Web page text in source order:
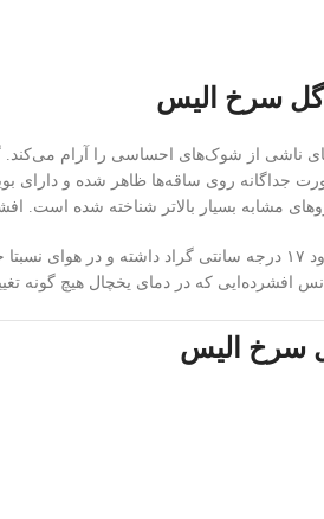
گل سرخ الیس
ناشی از شوک‌های احساسی را آرام می‌کند.
مشابه بسیار بالاتر شناخته شده
اسانس طبیعی گل سرخ نقطه انجمادی در حدود ۱۷
افشرده‌ایی که در دمای یخچال هیچ گونه
سرخ الیس